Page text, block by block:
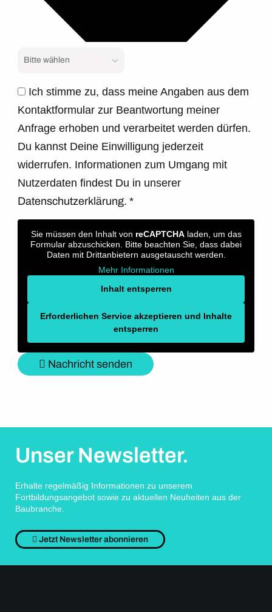
Ich stimme zu, dass meine Angaben aus dem
Kontaktformular zur Beantwortung meiner
Anfrage erhoben und verarbeitet werden dürfen.
Du kannst Deine Einwilligung jederzeit
widerrufen. Informationen zum Umgang mit
Nutzerdaten findest Du in unserer
Datenschutzerklärung.*
Sie müssen den Inhalt von reCAPTCHAladen, um das
Formular abzuschicken. Bitte beachten Sie, dass dabei
Daten mit Drittanbietern ausgetauscht werden.
Mehr Informationen
Inhalt entsperren
Erforderlichen Service akzeptieren und Inhalte
entsperren
Nachricht senden
Unser Newsletter.
Erhalte regelmäßig Informationen zu unserem
Fortbildungsangebot sowie zu aktuellen Neuheiten aus der
Baubranche.
Jetzt Newsletter abonnieren